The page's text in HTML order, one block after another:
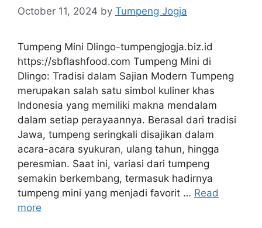
October 11, 2024 by Tumpeng Jogja
Tumpeng Mini Dlingo-tumpengjogja.biz.id
https://sbflashfood.com Tumpeng Mini di
Dlingo: Tradisi dalam Sajian Modern Tumpeng
merupakan salah satu simbol kuliner khas
Indonesia yang memiliki makna mendalam
dalam setiap perayaannya. Berasal dari tradisi
Jawa, tumpeng seringkali disajikan dalam
acara-acara syukuran, ulang tahun, hingga
peresmian. Saat ini, variasi dari tumpeng
semakin berkembang, termasuk hadirnya
tumpeng mini yang menjadi favorit … Read
more